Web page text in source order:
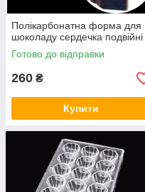
Полікарбонатна форма для
шоколаду сердечка подвійні
Готово до відправки
260 ₴
Купити